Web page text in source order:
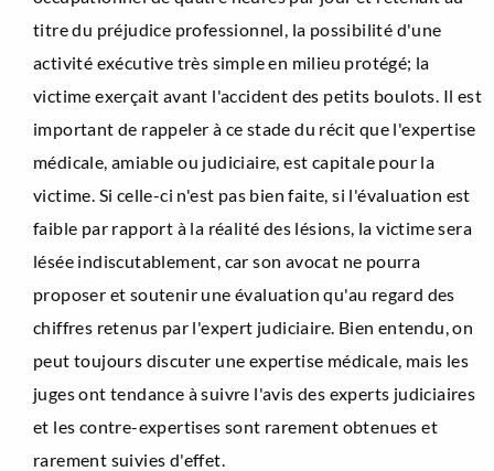
titre du préjudice professionnel, la possibilité d'une
activité exécutive très simple en milieu protégé; la
victime exerçait avant l'accident des petits boulots. Il est
important de rappeler à ce stade du récit que l'expertise
médicale, amiable ou judiciaire, est capitale pour la
victime. Si celle-ci n'est pas bien faite, si l'évaluation est
faible par rapport à la réalité des lésions, la victime sera
lésée indiscutablement, car son avocat ne pourra
proposer et soutenir une évaluation qu'au regard des
chiffres retenus par l'expert judiciaire. Bien entendu, on
peut toujours discuter une expertise médicale, mais les
juges ont tendance à suivre l'avis des experts judiciaires
et les contre-expertises sont rarement obtenues et
rarement suivies d'effet.